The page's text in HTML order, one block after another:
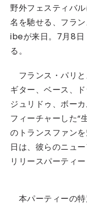
野外フェスティバ
名を馳せる、フラ
ibeが来日。7月8日
る。
フランス・パリと
ギター、ベース、
ジュリドゥ、ボー
フィーチャーした“
のトランスファン
日は、彼らのニュ
リリースパーティ
本パーティーの